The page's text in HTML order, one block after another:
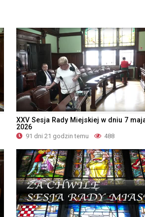
XXV Sesja Rady Miejskiej w dniu 7
2026
91 dni 21 godzin temu 488